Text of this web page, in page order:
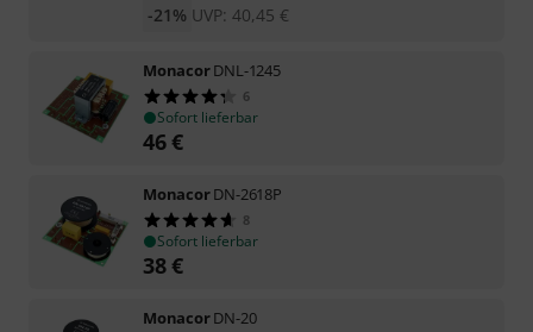
UVP: 40,45 €
-21%
MonacorDNL-1245
6
Sofort lieferbar
46€
MonacorDN-2618P
8
Sofort lieferbar
38€
MonacorDN-20